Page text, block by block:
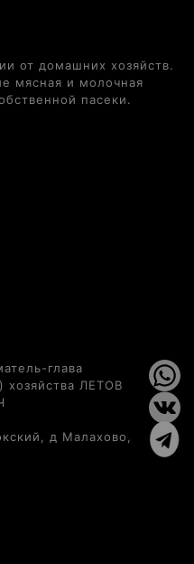
от домашних хозяйств.
мясная и молочная
пасеки.
глава
хозяйства ЛЕТОВ
д Малахово,